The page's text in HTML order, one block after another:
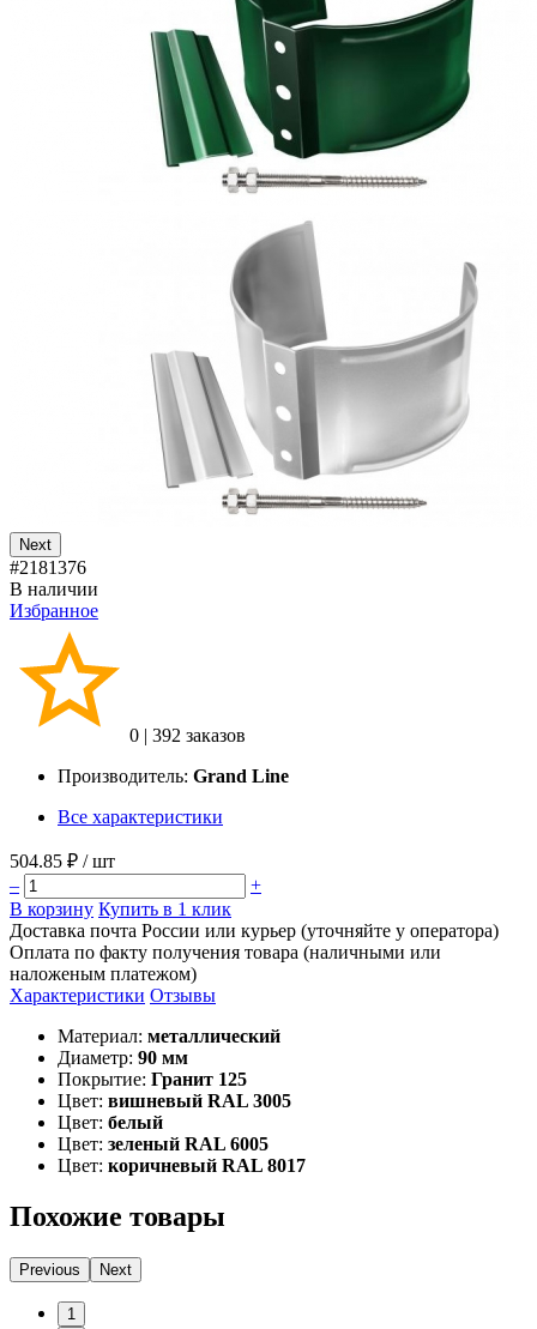
Next
#2181376
В наличии
Избранное
0 | 392 заказов
Производитель: Grand Line
Все характеристики
504.85 ₽ / шт
–
+
В корзину Купить в 1 клик
Доставка почта России или курьер (уточняйте у оператора)
Оплата по факту получения товара (наличными или
наложеным платежом)
Характеристики Отзывы
Материал: металлический
Диаметр: 90 мм
Покрытие: Гранит 125
Цвет: вишневый RAL 3005
Цвет: белый
Цвет: зеленый RAL 6005
Цвет: коричневый RAL 8017
Похожие товары
Previous Next
1